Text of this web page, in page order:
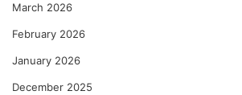
March 2026
February 2026
January 2026
December 2025